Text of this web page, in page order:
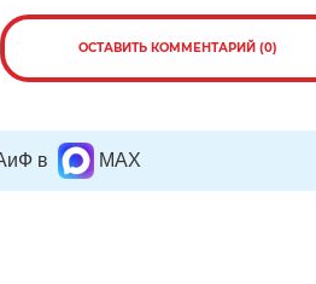
ОСТАВИТЬ КОММЕНТАРИЙ (0)
в MAX